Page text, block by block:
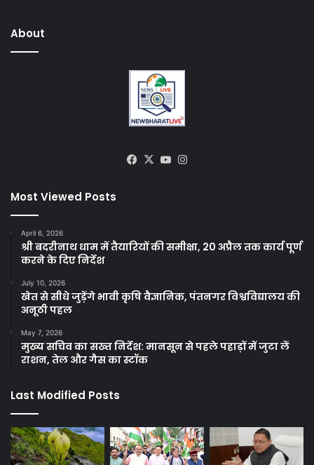
About
Facebook
X YouTube
Most Viewed Posts
April 6, 2026
श्री बदरीनाथ धाम में तैयारियों की समीक्षा, 20 अप्रैल तक कार्य पूर्ण
करने के दिए निर्देश
July 10, 2026
खेत से सीधे जुड़ेंगे भावी कृषि वैज्ञानिक, पंतनगर विश्वविद्यालय की
अनूठी पहल
May 7, 2026
मुख्य सचिव का सख्त निर्देश: मानसून से पहले पहाड़ों में जुटा लें
राशन, तेल और गैस का स्टॉक
Last Modified Posts